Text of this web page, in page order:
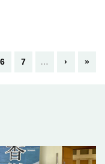
ら歩き始め旭岳へそ
経由し黒岳まで北
周回なのでスイスイ
6 7 … › »